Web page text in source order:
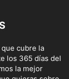
cubre la
los 365 días del
la mejor